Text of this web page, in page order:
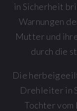
in Sicherheit
Warnungen
Mutter und
durch die
Die
Drehleiter in
Tochter vom